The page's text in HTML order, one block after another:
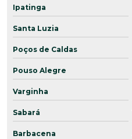
Ipatinga
Santa Luzia
Poços de Caldas
Pouso Alegre
Varginha
Sabará
Barbacena